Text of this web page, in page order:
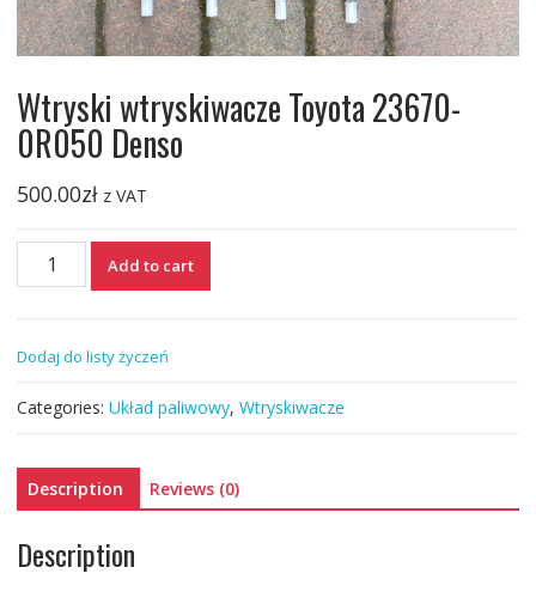
Wtryski wtryskiwacze Toyota 23670-
0R050 Denso
500.00zł z VAT
Wtryski
0R050
Denso
quantity
Add to cart
Dodaj do listy życzeń
Categories: Układ paliwowy, Wtryskiwacze
Description Reviews (0)
Description